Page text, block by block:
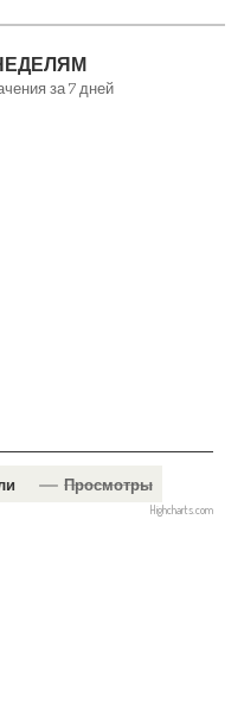
за 7 дней
Просмотры
Highcharts.com